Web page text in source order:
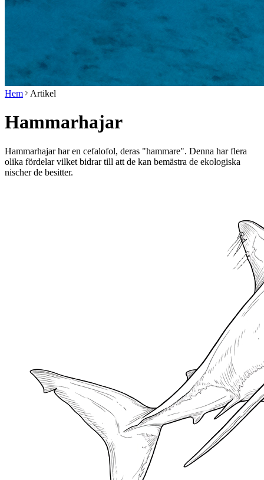
Hem Artikel
Hammarhajar
Hammarhajar har en cefalofol, deras "hammare". Denna har flera
olika fördelar vilket bidrar till att de kan bemästra de ekologiska
nischer de besitter.